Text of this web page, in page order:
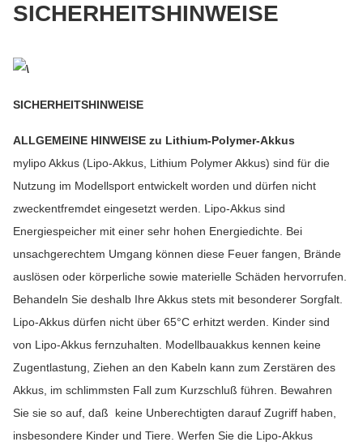
SICHERHEITSHINWEISE
SICHERHEITSHINWEISE
ALLGEMEINE HINWEISE zu Lithium-Polymer-Akkus
mylipo Akkus (Lipo-Akkus, Lithium Polymer Akkus) sind für die
Nutzung im Modellsport entwickelt worden und dürfen nicht
zweckentfremdet eingesetzt werden. Lipo-Akkus sind
Energiespeicher mit einer sehr hohen Energiedichte. Bei
unsachgerechtem Umgang können diese Feuer fangen, Brände
auslösen oder körperliche sowie materielle Schäden hervorrufen.
Behandeln Sie deshalb Ihre Akkus stets mit besonderer Sorgfalt.
Lipo-Akkus dürfen nicht über 65°C erhitzt werden. Kinder sind
von Lipo-Akkus fernzuhalten. Modellbauakkus kennen keine
Zugentlastung, Ziehen an den Kabeln kann zum Zerstären des
Akkus, im schlimmsten Fall zum Kurzschluß führen. Bewahren
Sie sie so auf, daß keine Unberechtigten darauf Zugriff haben,
insbesondere Kinder und Tiere. Werfen Sie die Lipo-Akkus